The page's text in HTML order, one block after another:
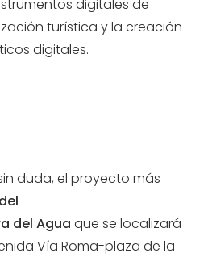
digitales de
turística y la creación
digitales.
duda, el proyecto más
del Agua que se localizará
Vía Roma-plaza de la